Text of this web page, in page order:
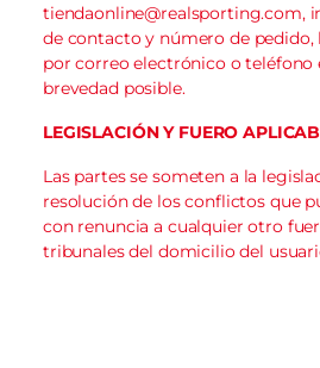
tiendaonline@realsporting.com,
de contacto y número de pedido,
por correo electrónico o teléfono
brevedad posible.
LEGISLACIÓN Y FUERO
Las partes se someten a la
resolución de los conflictos que
con renuncia a cualquier otro
tribunales del domicilio del